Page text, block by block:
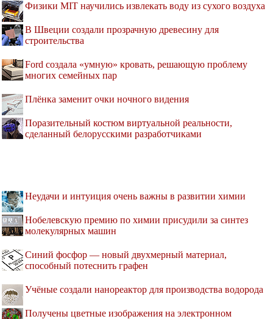
Физики MIT научились извлекать воду из сухого воздуха
В Швеции создали прозрачную древесину для
строительства
Ford создала «умную» кровать, решающую проблему
многих семейных пар
Плёнка заменит очки ночного видения
Поразительный костюм виртуальной реальности,
сделанный белорусскими разработчиками
Неудачи и интуиция очень важны в развитии химии
Нобелевскую премию по химии присудили за синтез
молекулярных машин
Синий фосфор — новый двухмерный материал,
способный потеснить графен
Учёные создали нанореактор для производства водорода
Получены цветные изображения на электронном